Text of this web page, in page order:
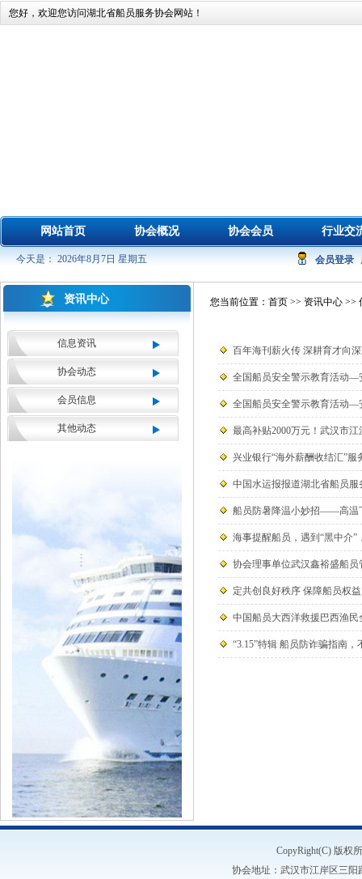
您好，欢迎您访问湖北省船员服务协会网站！
网站首页 协会概况 协会会员 行业交
今天是： 2026年8月7日 星期五 会员登录
资讯中心
信息资讯
协会动态
会员信息
其他动态
您当前位置： 首页 >> 资讯中心 >>
百年海刊薪火传 深耕育才向
全国船员安全警示教育活动—
全国船员安全警示教育活动—
最高补贴2000万元！武汉市
兴业银行“海外薪酬收结汇”服
中国水运报报道湖北省船员
船员防暑降温小妙招——高温
海事提醒船员，遇到“黑中介”
协会理事单位武汉鑫裕盛船
定共创良好秩序 保障船员权益
中国船员大西洋救援巴西渔民
“3.15”特辑 船员防诈骗指南
CopyRight(C) 版权
协会地址：武汉市江岸区三阳